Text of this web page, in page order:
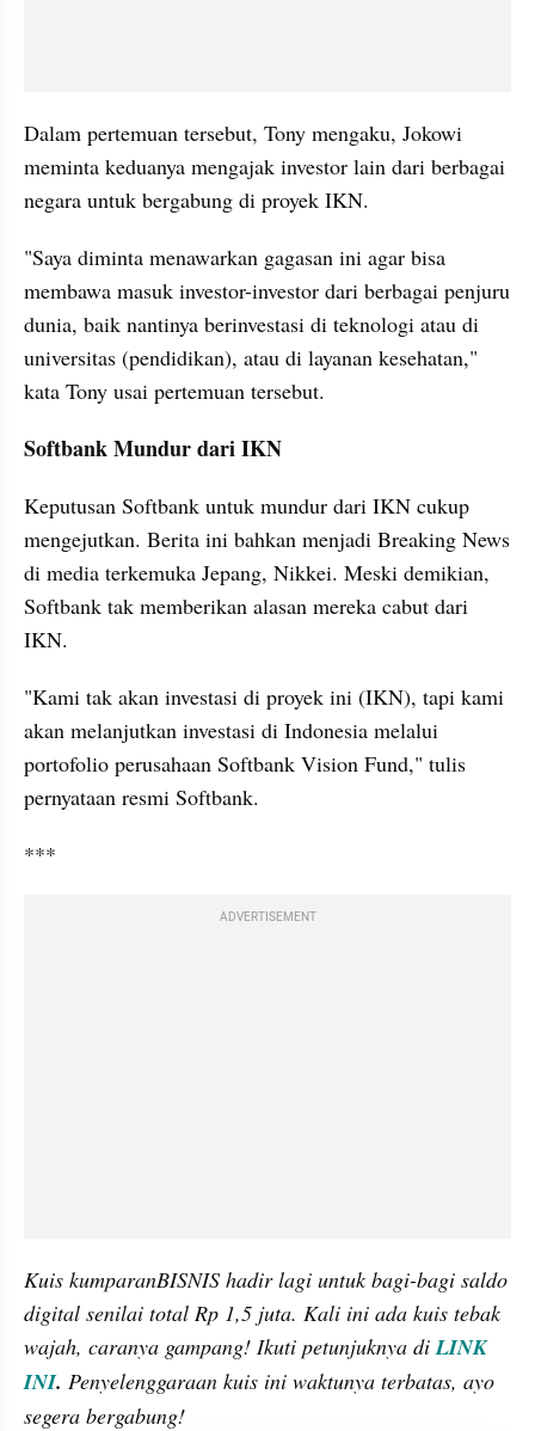
Dalam pertemuan tersebut, Tony mengaku, Jokowi
meminta keduanya mengajak investor lain dari berbagai
negara untuk bergabung di proyek IKN.
"Saya diminta menawarkan gagasan ini agar bisa
membawa masuk investor-investor dari berbagai penjuru
dunia, baik nantinya berinvestasi di teknologi atau di
universitas (pendidikan), atau di layanan kesehatan,"
kata Tony usai pertemuan tersebut.
Softbank Mundur dari IKN
Keputusan Softbank untuk mundur dari IKN cukup
mengejutkan. Berita ini bahkan menjadi Breaking News
di media terkemuka Jepang, Nikkei. Meski demikian,
Softbank tak memberikan alasan mereka cabut dari
IKN.
"Kami tak akan investasi di proyek ini (IKN), tapi kami
akan melanjutkan investasi di Indonesia melalui
portofolio perusahaan Softbank Vision Fund," tulis
pernyataan resmi Softbank.
***
ADVERTISEMENT
Kuis kumparanBISNIS hadir lagi untuk bagi-bagi saldo
digital senilai total Rp 1,5 juta. Kali ini ada kuis tebak
wajah, caranya gampang! Ikuti petunjuknya di LINK
INI. Penyelenggaraan kuis ini waktunya terbatas, ayo
segera bergabung!